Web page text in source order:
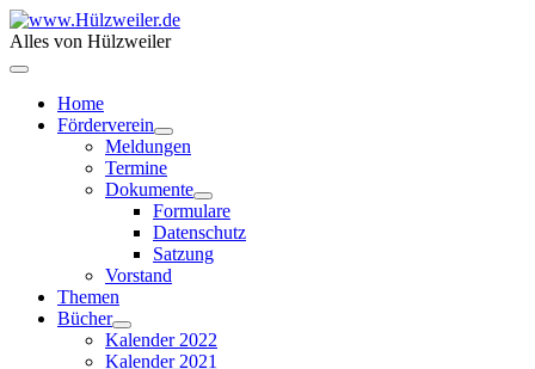
Alles von Hülzweiler
Home
Förderverein
Meldungen
Termine
Dokumente
Formulare
Datenschutz
Satzung
Vorstand
Themen
Bücher
Kalender 2022
Kalender 2021